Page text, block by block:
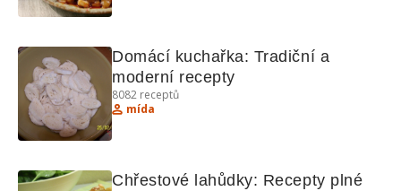
Domácí kuchařka: Tradiční a
moderní recepty
8082 receptů
mída
Chřestové lahůdky: Recepty plné